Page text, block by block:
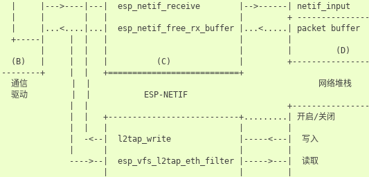
|     |--->----|---|  esp_netif_receive        |-->------| netif_input
|     |        |   |                           |         +
|     |...<....|...|  esp_netif_free_rx_buffer |...<.....| packet buffer
+-----|     |  |   |                           |         |
|     |  |   |                           |         |         (D)
(B)   |     |  |   |          (C)              |
--------+     |  |   +===========================+
  通信         |  |                                               网络堆栈
  驱动         |  |           ESP-NETIF
|  |
|  |   +---------------------------+.........| 开启/关闭
|  -<--|  l2tap_write              |-----<---|  写入
---->--|  esp_vfs_l2tap_eth_filter |----->---|  读取